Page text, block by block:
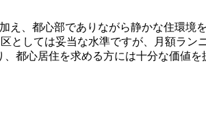
、都心部でありながら静かな住環境
としては妥当な水準ですが、月額ラン
都心居住を求める方には十分な価値を